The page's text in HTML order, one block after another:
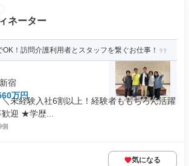
ネーター
！訪問介護利用者とスタッフを繋ぐお仕事！
宿
万円
未経験入社6割以上！経験者ももちろん活躍
迎 ★学歴...
個
気になる